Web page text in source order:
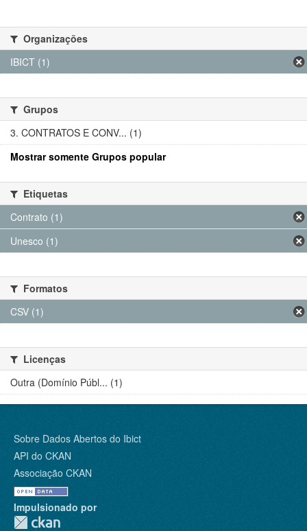
Organizações
IBICT (1)
Grupos
3. CONTRATOS E CONV... (1)
Mostrar somente Grupos popular
Etiquetas
Contrato (1)
Unesco (1)
Formatos
CSV (1)
Licenças
Outra (Domínio Públ... (1)
Sobre Dados Abertos do Ibict
API do CKAN
Associação CKAN
Impulsionado por